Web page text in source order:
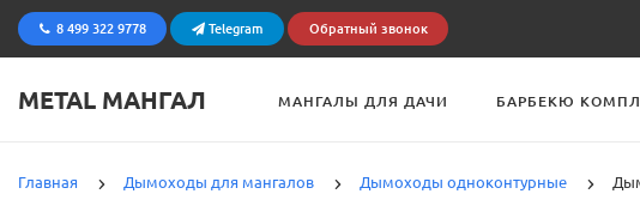
8 499 322 9778 Telegram Обратный звонок
METAL МАНГАЛ МАНГАЛЫ ДЛЯ ДАЧИ БАРБЕКЮ
Главная Дымоходы для мангалов Дымоходы одноконтурные